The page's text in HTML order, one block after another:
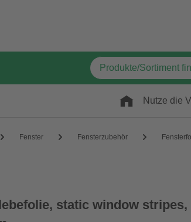
Nutze die
Fenster Fensterzubehör
static window stripes,